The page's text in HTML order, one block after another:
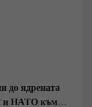
до ядрената
и НАТО към